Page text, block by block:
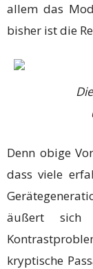
allem das
bisher ist die
Denn obige
dass viele
äußert
kryptische